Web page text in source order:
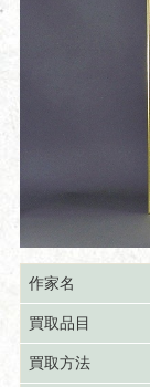
作家名
買取品目
買取方法